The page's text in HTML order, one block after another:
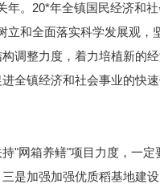
。20*年全镇国民经济和
和全面落实科学发展观，
调整力度，着力培植新的经
全镇经济和社会事业的快
"网箱养鳝"项目力度，一
是加强加强优质稻基地建